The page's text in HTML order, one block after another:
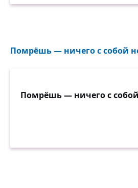
Помрёшь — ничего с собой
Помрёшь — ничего с